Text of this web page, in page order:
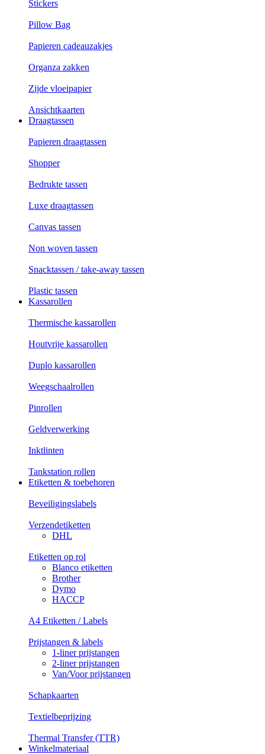
Stickers
Pillow Bag
Papieren cadeauzakjes
Organza zakken
Zijde vloeipapier
Ansichtkaarten
Draagtassen
Papieren draagtassen
Shopper
Bedrukte tassen
Luxe draagtassen
Canvas tassen
Non woven tassen
Snacktassen / take-away tassen
Plastic tassen
Kassarollen
Thermische kassarollen
Houtvrije kassarollen
Duplo kassarollen
Weegschaalrollen
Pinrollen
Geldverwerking
Inktlinten
Tankstation rollen
Etiketten & toebehoren
Beveiligingslabels
Verzendetiketten
DHL
Etiketten op rol
Blanco etiketten
Brother
Dymo
HACCP
A4 Etiketten / Labels
Prijstangen & labels
1-liner prijstangen
2-liner prijstangen
Van/Voor prijstangen
Schapkaarten
Textielbeprijzing
Thermal Transfer (TTR)
Winkelmateriaal